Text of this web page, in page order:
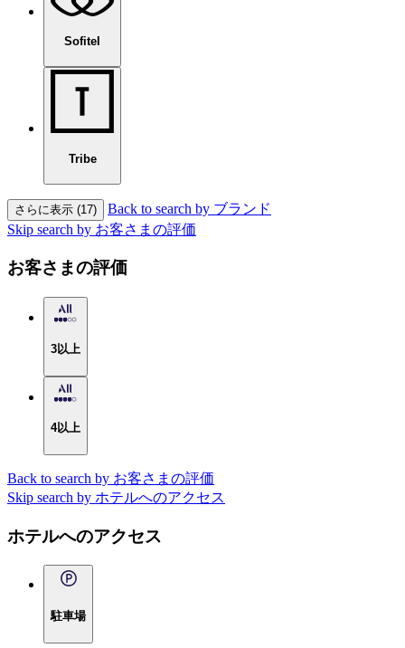
Sofitel
Tribe
さらに表示 (17)
Back to search by ブランド
Skip search by お客さまの評価
お客さまの評価
3以上
4以上
Back to search by お客さまの評価
Skip search by ホテルへのアクセス
ホテルへのアクセス
駐車場